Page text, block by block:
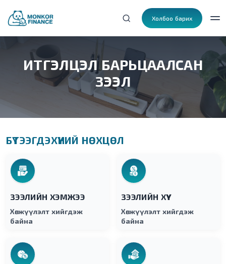
Холбоо барих
ИТГЭЛЦЭЛ БАРЬЦААЛСАН
ЗЭЭЛ
БҮТЭЭГДЭХҮҮНИЙ НӨХЦӨЛ
ЗЭЭЛИЙН ХЭМЖЭЭ
Хөгжүүлэлт хийгдэж
байна
ЗЭЭЛИЙН ХҮҮ
Хөгжүүлэлт хийгдэж
байна